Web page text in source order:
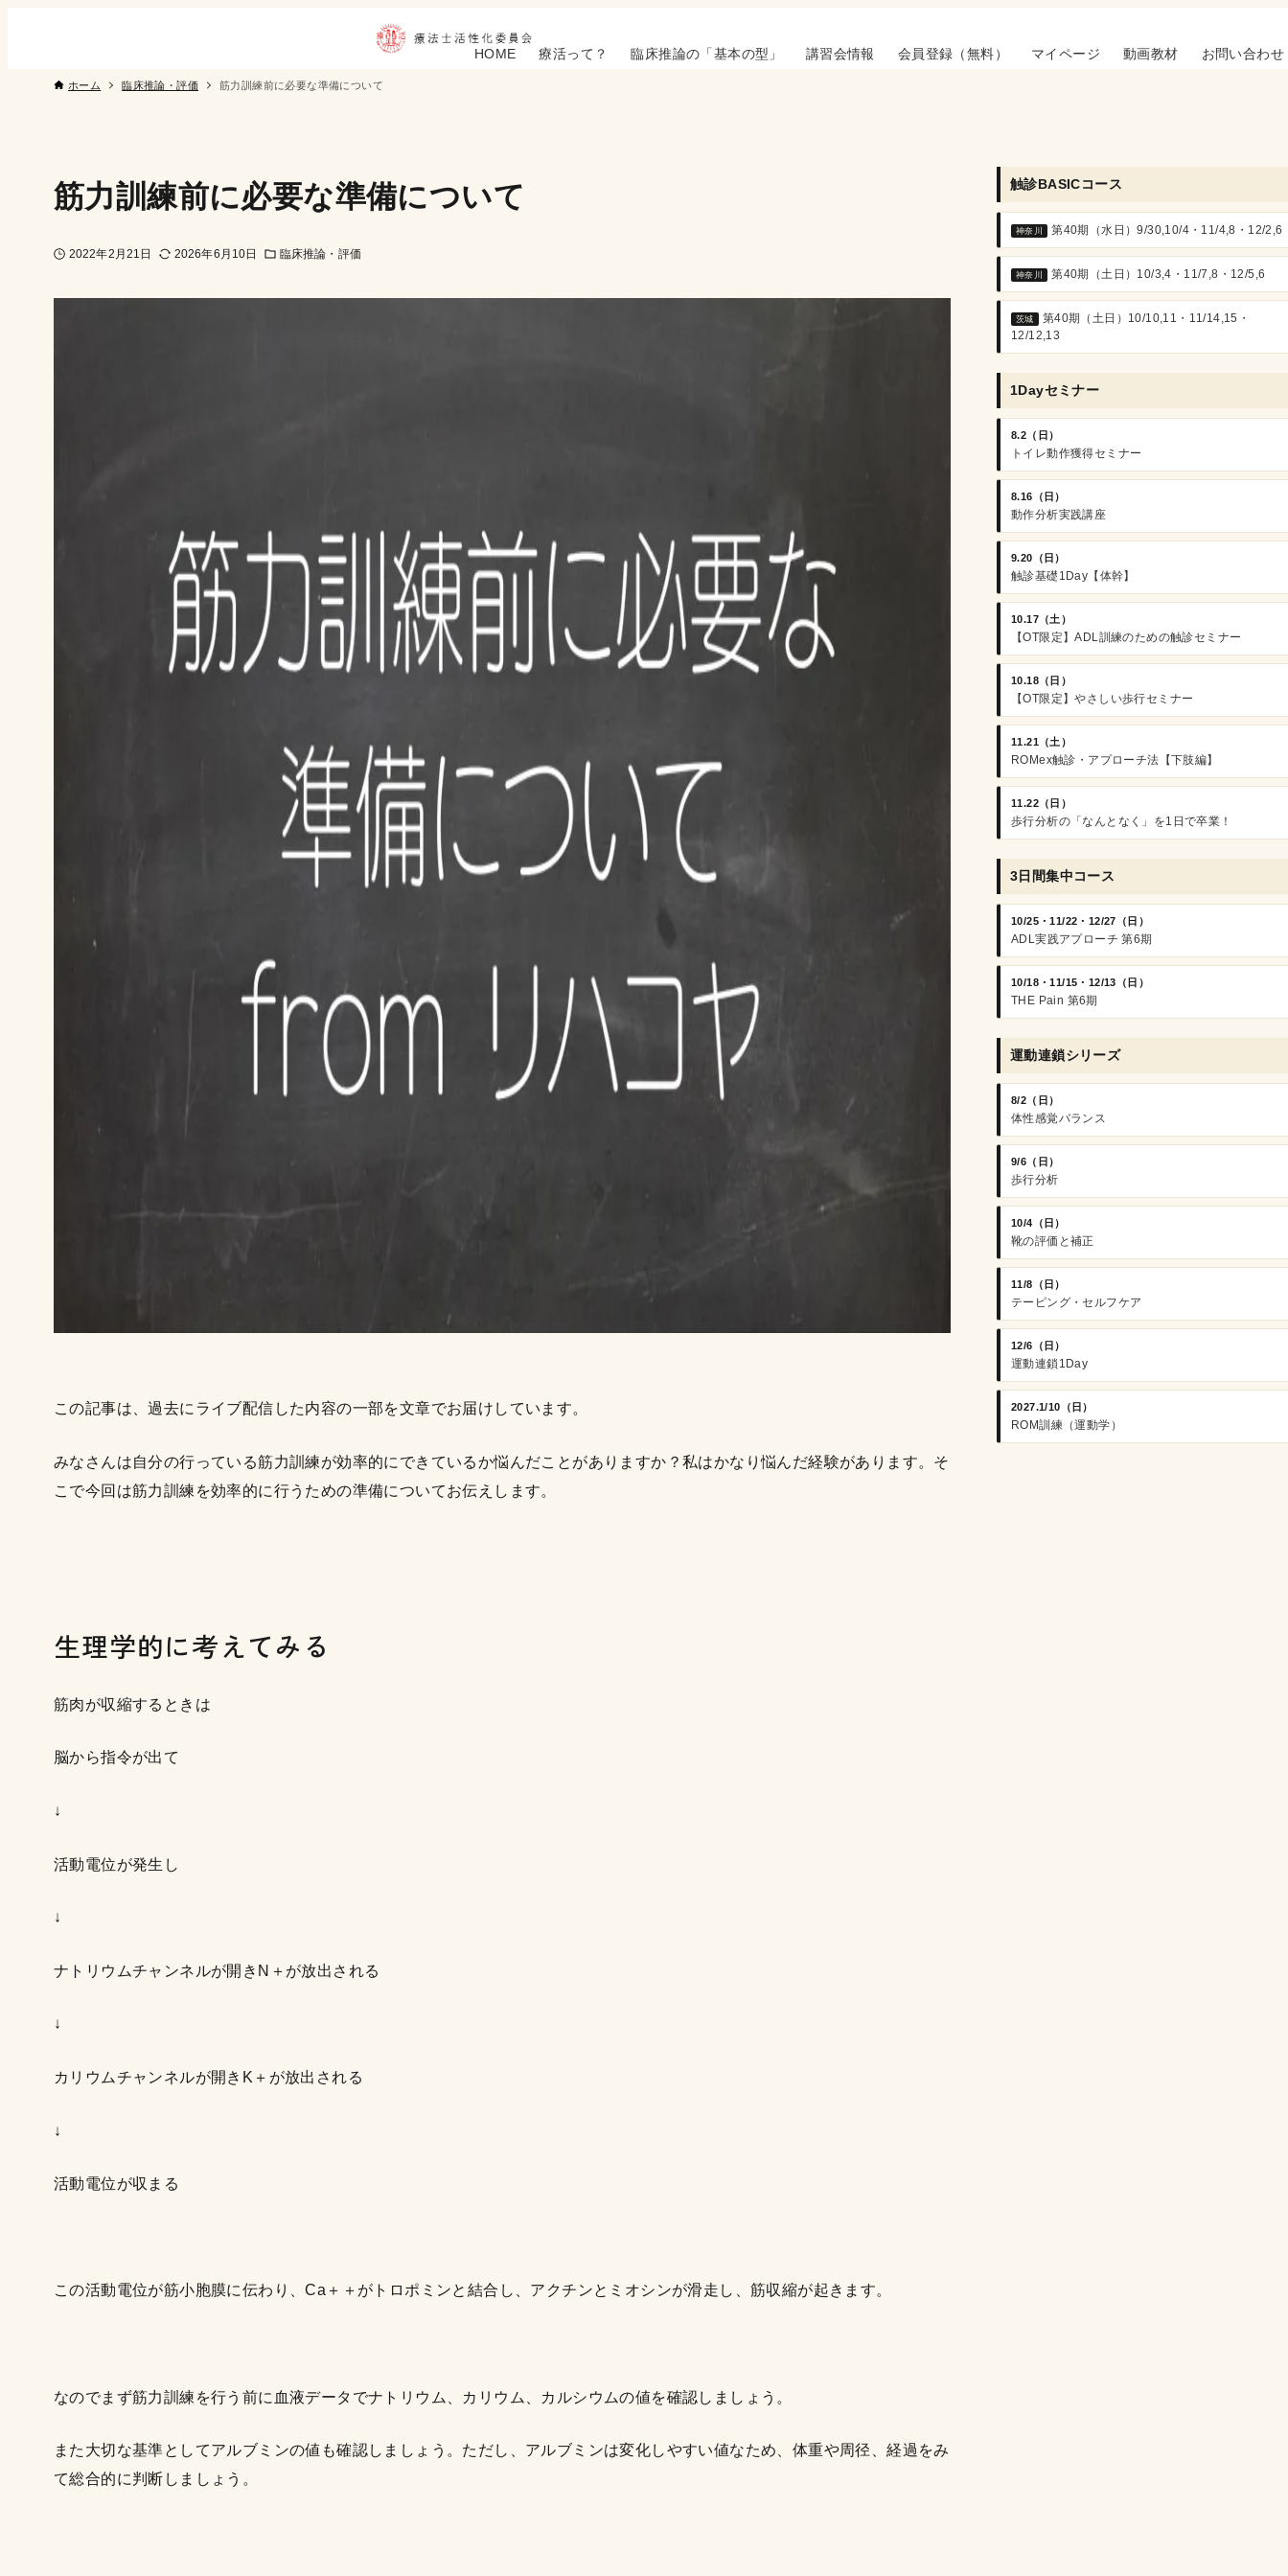
HOME 療活って？ 臨床推論の「基本の型」 講習会情報 会員登録（無料） マイページ 動画教材 お問い合わせ
ホーム 臨床推論・評価 筋力訓練前に必要な準備について
筋力訓練前に必要な準備について
2022年2月21日 2026年6月10日 臨床推論・評価
この記事は、過去にライブ配信した内容の一部を文章でお届けしています。
みなさんは自分の行っている筋力訓練が効率的にできているか悩んだことがありますか？私はかなり悩んだ経験があります。そ
こで今回は筋力訓練を効率的に行うための準備についてお伝えします。
生理学的に考えてみる
筋肉が収縮するときは
脳から指令が出て
↓
活動電位が発生し
↓
ナトリウムチャンネルが開きN＋が放出される
↓
カリウムチャンネルが開きK＋が放出される
↓
活動電位が収まる
この活動電位が筋小胞膜に伝わり、Ca＋＋がトロポミンと結合し、アクチンとミオシンが滑走し、筋収縮が起きます。
なのでまず筋力訓練を行う前に血液データでナトリウム、カリウム、カルシウムの値を確認しましょう。
また大切な基準としてアルブミンの値も確認しましょう。ただし、アルブミンは変化しやすい値なため、体重や周径、経過をみ
て総合的に判断しましょう。
触診BASICコース
神奈川 第40期（水日）9/30,10/4・11/4,8・12/2,6
神奈川 第40期（土日）10/3,4・11/7,8・12/5,6
茨城
第40期（土日）10/10,11・11/14,15・
12/12,13
1Dayセミナー
8.2（日）
トイレ動作獲得セミナー
8.16（日）
動作分析実践講座
9.20（日）
触診基礎1Day【体幹】
10.17（土）
【OT限定】ADL訓練のための触診セミナー
10.18（日）
【OT限定】やさしい歩行セミナー
11.21（土）
ROMex触診・アプローチ法【下肢編】
11.22（日）
歩行分析の「なんとなく」を1日で卒業！
3日間集中コース
10/25・11/22・12/27（日）
ADL実践アプローチ 第6期
10/18・11/15・12/13（日）
THE Pain 第6期
運動連鎖シリーズ
8/2（日）
体性感覚バランス
9/6（日）
歩行分析
10/4（日）
靴の評価と補正
11/8（日）
テーピング・セルフケア
12/6（日）
運動連鎖1Day
2027.1/10（日）
ROM訓練（運動学）